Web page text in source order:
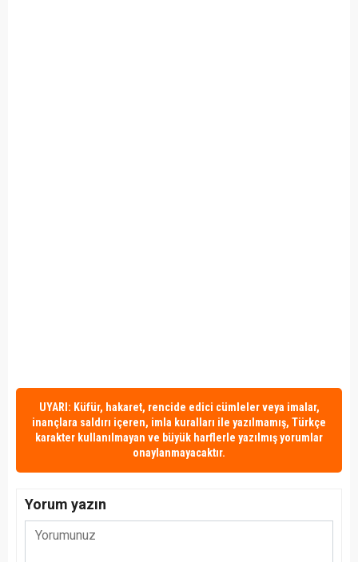
UYARI: Küfür, hakaret, rencide edici cümleler veya imalar,
inançlara saldırı içeren, imla kuralları ile yazılmamış, Türkçe
karakter kullanılmayan ve büyük harflerle yazılmış yorumlar
onaylanmayacaktır.
Yorum yazın